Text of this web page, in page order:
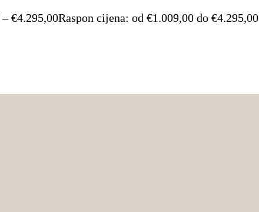
– €4.295,00Raspon cijena: od €1.009,00 do €4.295,00